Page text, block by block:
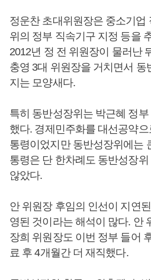
정운찬 초대위원장은 중소기업
위의 정부 직속기구 지정 등을
2012년 정 전 위원장이 물러난
충영 3대 위원장을 거치면서
지는 모양새다.
특히 동반성장위는 박근혜 정
했다. 경제민주화를 대선공약
통령이었지만 동반성장위에는
통령은 단 한차례도 동반성장
않았다.
안 위원장 후임의 인선이 지연
영된 것이라는 해석이 많다. 안
장희 위원장도 이번 정부 들어
료 후 4개월간 더 재직했다.